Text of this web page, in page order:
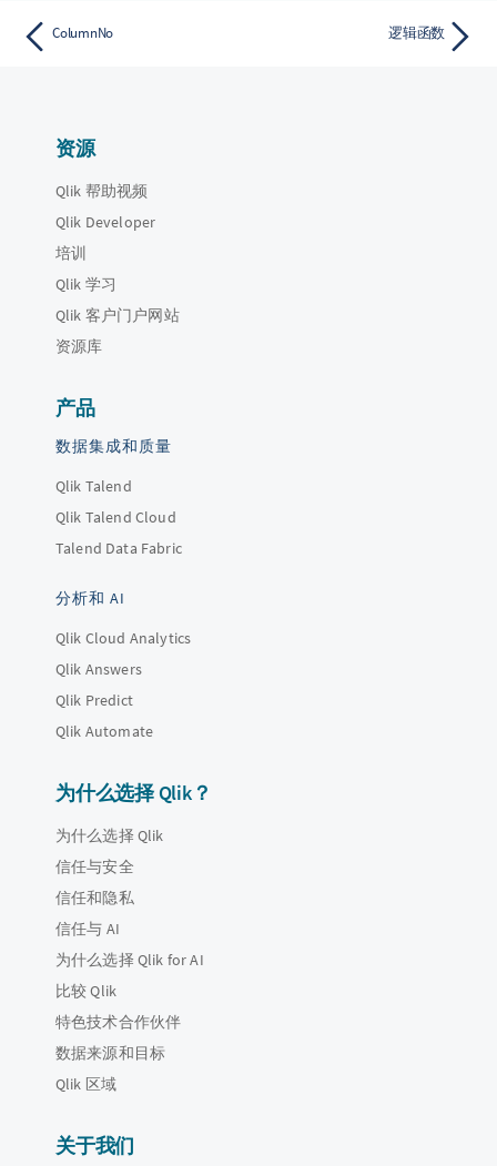
ColumnNo 逻辑函数
资源
Qlik 帮助视频
Qlik Developer
培训
Qlik 学习
Qlik 客户门户网站
资源库
产品
数据集成和质量
Qlik Talend
Qlik Talend Cloud
Talend Data Fabric
分析和 AI
Qlik Cloud Analytics
Qlik Answers
Qlik Predict
Qlik Automate
为什么选择 Qlik？
为什么选择 Qlik
信任与安全
信任和隐私
信任与 AI
为什么选择 Qlik for AI
比较 Qlik
特色技术合作伙伴
数据来源和目标
Qlik 区域
关于我们